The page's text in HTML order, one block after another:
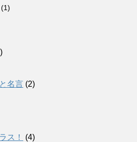
(1)
名言 (2)
ス！
(4)